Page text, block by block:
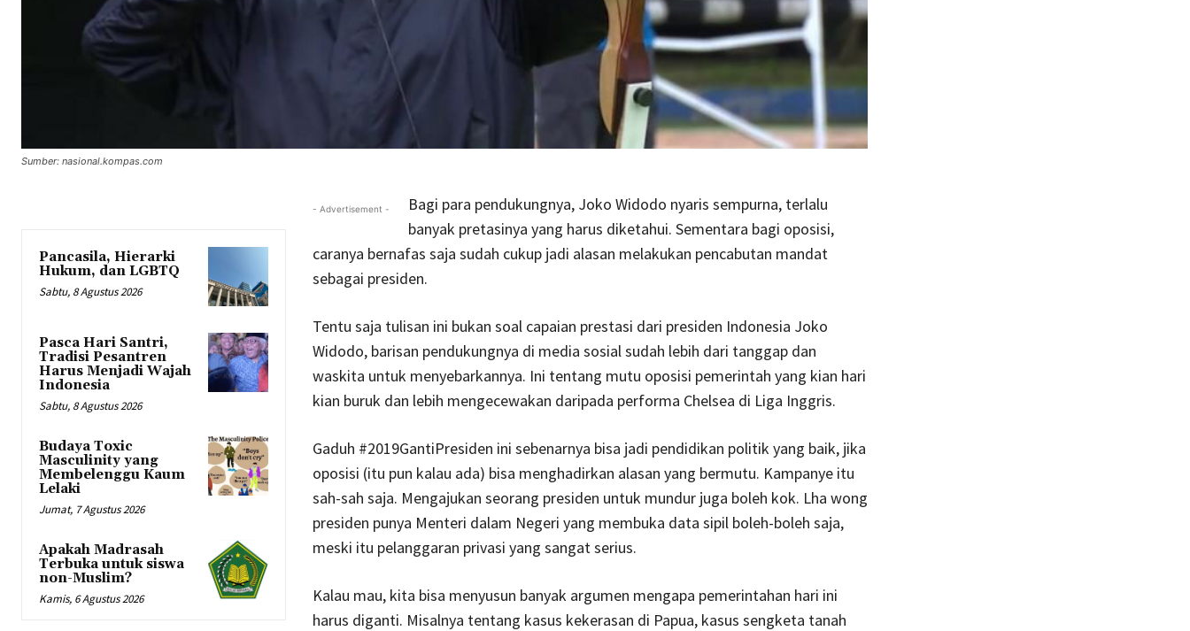
Sumber: nasional.kompas.com
Pancasila, Hierarki
Hukum, dan LGBTQ
Sabtu, 8 Agustus 2026
Pasca Hari Santri,
Tradisi Pesantren
Harus Menjadi Wajah
Indonesia
Sabtu, 8 Agustus 2026
Budaya Toxic
Masculinity yang
Membelenggu Kaum
Lelaki
Jumat, 7 Agustus 2026
Apakah Madrasah
Terbuka untuk siswa
non-Muslim?
Kamis, 6 Agustus 2026
- Advertisement -
Bagi para pendukungnya, Joko Widodo nyaris sempurna, terlalu
banyak pretasinya yang harus diketahui. Sementara bagi oposisi,
caranya bernafas saja sudah cukup jadi alasan melakukan pencabutan mandat
sebagai presiden.
Tentu saja tulisan ini bukan soal capaian prestasi dari presiden Indonesia Joko
Widodo, barisan pendukungnya di media sosial sudah lebih dari tanggap dan
waskita untuk menyebarkannya. Ini tentang mutu oposisi pemerintah yang kian hari
kian buruk dan lebih mengecewakan daripada performa Chelsea di Liga Inggris.
Gaduh #2019GantiPresiden ini sebenarnya bisa jadi pendidikan politik yang baik, jika
oposisi (itu pun kalau ada) bisa menghadirkan alasan yang bermutu. Kampanye itu
sah-sah saja. Mengajukan seorang presiden untuk mundur juga boleh kok. Lha wong
presiden punya Menteri dalam Negeri yang membuka data sipil boleh-boleh saja,
meski itu pelanggaran privasi yang sangat serius.
Kalau mau, kita bisa menyusun banyak argumen mengapa pemerintahan hari ini
harus diganti. Misalnya tentang kasus kekerasan di Papua, kasus sengketa tanah